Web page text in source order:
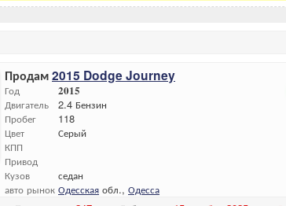
Продам2015 Dodge Journey
Год
Двигатель
Пробег
Цвет
КПП
Привод
Кузов
авто рынок
2015
2.4 Бензин
118
Серый
седан
Одесская обл., Одесса